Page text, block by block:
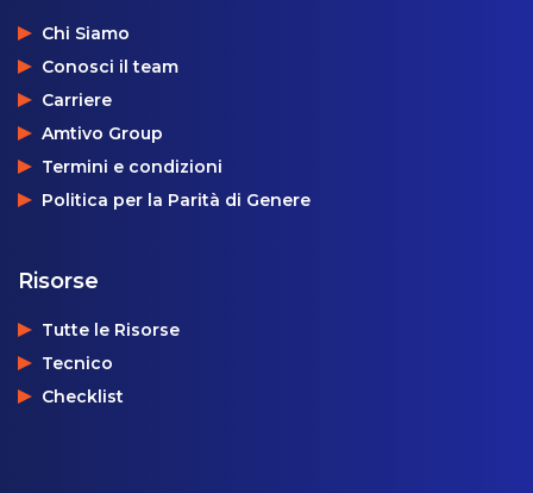
Chi Siamo
Conosci il team
Carriere
Amtivo Group
Termini e condizioni
Politica per la Parità di Genere
Risorse
Tutte le Risorse
Tecnico
Checklist